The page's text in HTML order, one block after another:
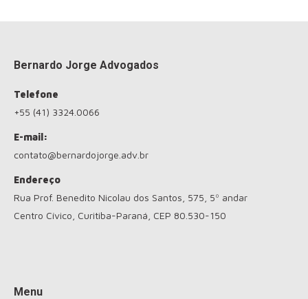
Bernardo Jorge Advogados
Telefone
+55 (41) 3324.0066
E-mail:
contato@bernardojorge.adv.br
Endereço
Rua Prof. Benedito Nicolau dos Santos, 575, 5º andar
Centro Cívico, Curitiba-Paraná, CEP 80.530-150
Menu